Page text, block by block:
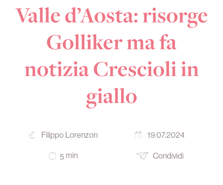
Valle d’Aosta: risorge
Golliker ma fa
notizia Crescioli in
giallo
Filippo Lorenzon 19.07.2024
5 min Condividi